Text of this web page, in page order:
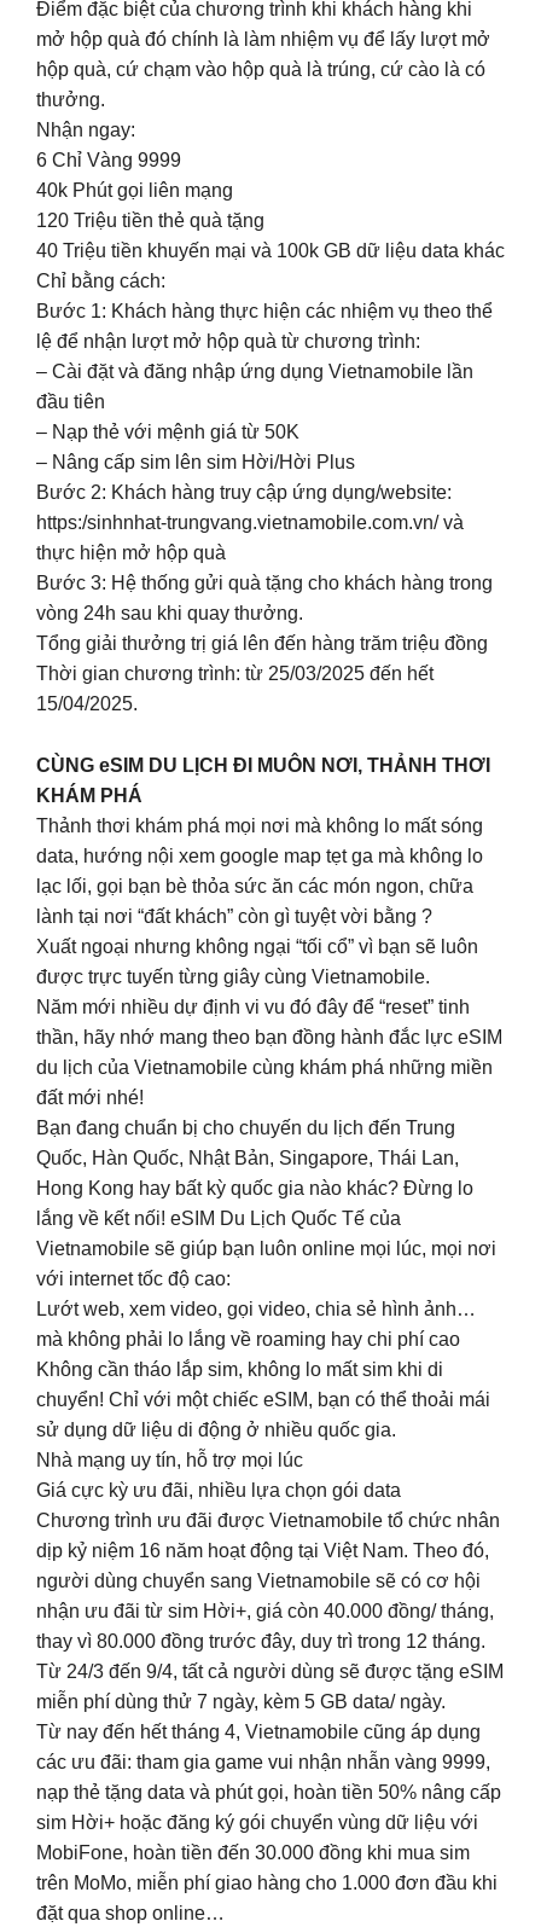
Điểm đặc biệt của chương trình khi khách hàng khi
mở hộp quà đó chính là làm nhiệm vụ để lấy lượt mở
hộp quà, cứ chạm vào hộp quà là trúng, cứ cào là có
thưởng.
Nhận ngay:
6 Chỉ Vàng 9999
40k Phút gọi liên mạng
120 Triệu tiền thẻ quà tặng
40 Triệu tiền khuyến mại và 100k GB dữ liệu data khác
Chỉ bằng cách:
Bước 1: Khách hàng thực hiện các nhiệm vụ theo thể
lệ để nhận lượt mở hộp quà từ chương trình:
– Cài đặt và đăng nhập ứng dụng Vietnamobile lần
đầu tiên
– Nạp thẻ với mệnh giá từ 50K
– Nâng cấp sim lên sim Hời/Hời Plus
Bước 2: Khách hàng truy cập ứng dụng/website:
https:/sinhnhat-trungvang.vietnamobile.com.vn/ và
thực hiện mở hộp quà
Bước 3: Hệ thống gửi quà tặng cho khách hàng trong
vòng 24h sau khi quay thưởng.
Tổng giải thưởng trị giá lên đến hàng trăm triệu đồng
Thời gian chương trình: từ 25/03/2025 đến hết
15/04/2025.
CÙNG eSIM DU LỊCH ĐI MUÔN NƠI, THẢNH THƠI
KHÁM PHÁ
Thảnh thơi khám phá mọi nơi mà không lo mất sóng
data, hướng nội xem google map tẹt ga mà không lo
lạc lối, gọi bạn bè thỏa sức ăn các món ngon, chữa
lành tại nơi “đất khách” còn gì tuyệt vời bằng ?
Xuất ngoại nhưng không ngại “tối cổ” vì bạn sẽ luôn
được trực tuyến từng giây cùng Vietnamobile.
Năm mới nhiều dự định vi vu đó đây để “reset” tinh
thần, hãy nhớ mang theo bạn đồng hành đắc lực eSIM
du lịch của Vietnamobile cùng khám phá những miền
đất mới nhé!
Bạn đang chuẩn bị cho chuyến du lịch đến Trung
Quốc, Hàn Quốc, Nhật Bản, Singapore, Thái Lan,
Hong Kong hay bất kỳ quốc gia nào khác? Đừng lo
lắng về kết nối! eSIM Du Lịch Quốc Tế của
Vietnamobile sẽ giúp bạn luôn online mọi lúc, mọi nơi
với internet tốc độ cao:
Lướt web, xem video, gọi video, chia sẻ hình ảnh…
mà không phải lo lắng về roaming hay chi phí cao
Không cần tháo lắp sim, không lo mất sim khi di
chuyển! Chỉ với một chiếc eSIM, bạn có thể thoải mái
sử dụng dữ liệu di động ở nhiều quốc gia.
Nhà mạng uy tín, hỗ trợ mọi lúc
Giá cực kỳ ưu đãi, nhiều lựa chọn gói data
Chương trình ưu đãi được Vietnamobile tổ chức nhân
dịp kỷ niệm 16 năm hoạt động tại Việt Nam. Theo đó,
người dùng chuyển sang Vietnamobile sẽ có cơ hội
nhận ưu đãi từ sim Hời+, giá còn 40.000 đồng/ tháng,
thay vì 80.000 đồng trước đây, duy trì trong 12 tháng.
Từ 24/3 đến 9/4, tất cả người dùng sẽ được tặng eSIM
miễn phí dùng thử 7 ngày, kèm 5 GB data/ ngày.
Từ nay đến hết tháng 4, Vietnamobile cũng áp dụng
các ưu đãi: tham gia game vui nhận nhẫn vàng 9999,
nạp thẻ tặng data và phút gọi, hoàn tiền 50% nâng cấp
sim Hời+ hoặc đăng ký gói chuyển vùng dữ liệu với
MobiFone, hoàn tiền đến 30.000 đồng khi mua sim
trên MoMo, miễn phí giao hàng cho 1.000 đơn đầu khi
đặt qua shop online…